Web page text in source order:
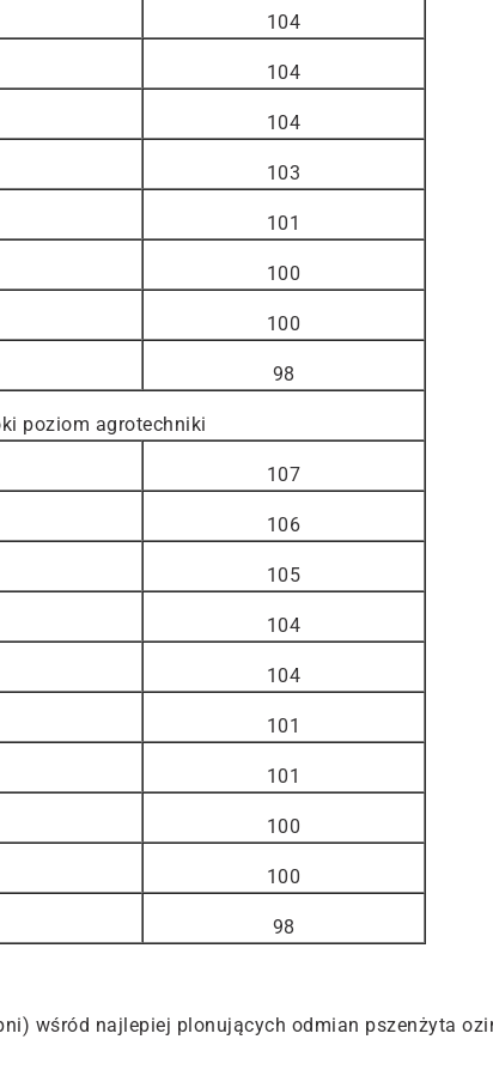
104
104
104
103
101
100
100
98
poziom agrotechniki
107
106
105
104
104
101
101
100
100
98
wśród najlepiej plonujących odmian pszenżyta